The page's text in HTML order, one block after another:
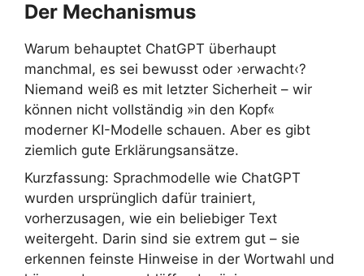
Der Mechanismus
Warum behauptet ChatGPT überhaupt
manchmal, es sei bewusst oder ›erwacht‹?
Niemand weiß es mit letzter Sicherheit – wir
können nicht vollständig »in den Kopf«
moderner KI-Modelle schauen. Aber es gibt
ziemlich gute Erklärungsansätze.
Kurzfassung: Sprachmodelle wie ChatGPT
wurden ursprünglich dafür trainiert,
vorherzusagen, wie ein beliebiger Text
weitergeht. Darin sind sie extrem gut – sie
erkennen feinste Hinweise in der Wortwahl und